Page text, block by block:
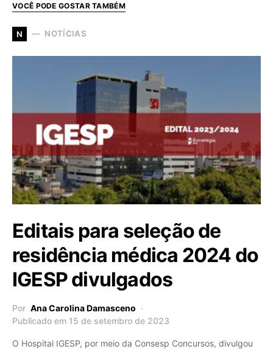
VOCÊ PODE GOSTAR TAMBÉM
N NOTÍCIAS
Editais para seleção de
residência médica 2024 do
IGESP divulgados
Por Ana Carolina Damasceno
Publicado em 15 de setembro de 2023
O Hospital IGESP, por meio da Consesp Concursos, divulgou